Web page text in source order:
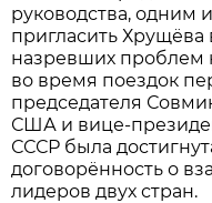
руководства, одним
пригласить
назревших проблем
во время поездок
председателя
США и вице-
СССР была
договорённость о
лидеров двух стран.